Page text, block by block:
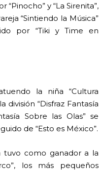
“Pinocho” y “La Sirenita”,
“Sintiendo la Música”
por “Tiki y Time en
la niña “Cultura
división “Disfraz Fantasía
Sobre las Olas” se
de “Esto es México”.
tuvo como ganador a la
los más pequeños